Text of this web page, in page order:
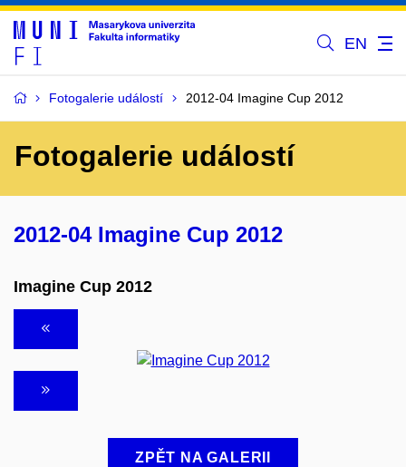
EN
Fotogalerie událostí 2012-04 Imagine Cup 2012
Fotogalerie událostí
2012-04 Imagine Cup 2012
Imagine Cup 2012
ZPĚT NA GALERII